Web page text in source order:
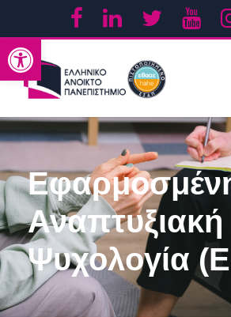
Ανοίξτε τη γραμμή
Αναπτυξιακή
Ψυχολογία